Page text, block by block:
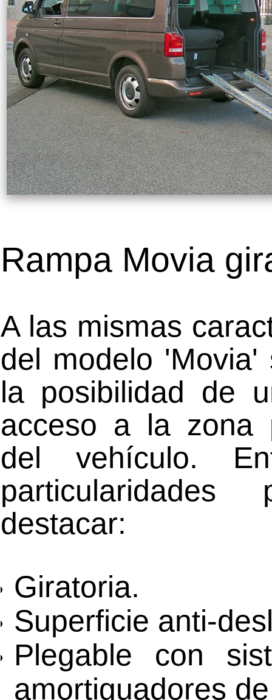
Rampa Movia
A las mismas
del modelo 'Movia'
la posibilidad de
acceso a la zona
del vehículo.
particularidades
destacar:
Giratoria.
Superficie anti-
Plegable con
amortiguadores